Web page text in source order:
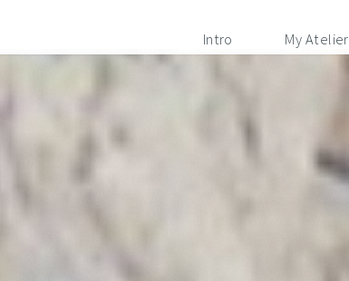
Intro My Atelier